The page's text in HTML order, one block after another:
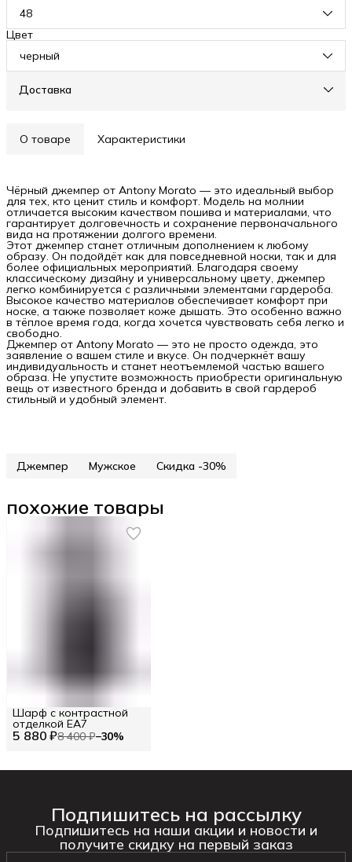
48
Цвет
черный
Доставка
О товаре Характеристики
Чёрный джемпер от Antony Morato — это идеальный выбор
для тех, кто ценит стиль и комфорт. Модель на молнии
отличается высоким качеством пошива и материалами, что
гарантирует долговечность и сохранение первоначального
вида на протяжении долгого времени.
Этот джемпер станет отличным дополнением к любому
образу. Он подойдёт как для повседневной носки, так и для
более официальных мероприятий. Благодаря своему
классическому дизайну и универсальному цвету, джемпер
легко комбинируется с различными элементами гардероба.
Высокое качество материалов обеспечивает комфорт при
носке, а также позволяет коже дышать. Это особенно важно
в тёплое время года, когда хочется чувствовать себя легко и
свободно.
Джемпер от Antony Morato — это не просто одежда, это
заявление о вашем стиле и вкусе. Он подчеркнёт вашу
индивидуальность и станет неотъемлемой частью вашего
образа. Не упустите возможность приобрести оригинальную
вещь от известного бренда и добавить в свой гардероб
стильный и удобный элемент.
Джемпер Мужское Скидка -30%
похожие товары
5 880 ₽8 400 ₽−30%
Шарф с контрастной
отделкой EA7
Подпишитесь на рассылку
Подпишитесь на наши акции и новости и
получите скидку на первый заказ